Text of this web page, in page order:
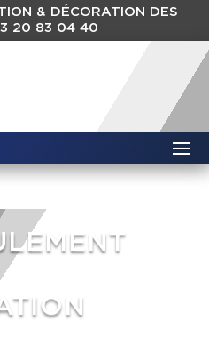
& DÉCORATION DES
20 83 04 40